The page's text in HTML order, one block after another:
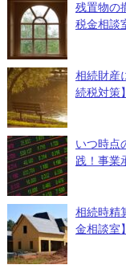
残置物の
税金相談
相続財産
続税対策
いつ時点
践！事業
相続時精
金相談室】